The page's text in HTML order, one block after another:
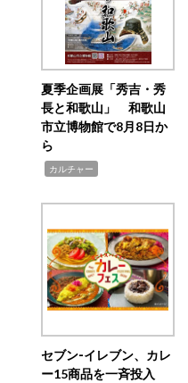
夏季企画展「秀吉・秀
長と和歌山」 和歌山
市立博物館で8月8日か
ら
カルチャー
セブン‐イレブン、カレ
ー15商品を一斉投入